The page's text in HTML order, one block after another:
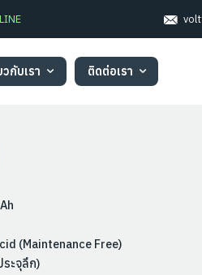
วกับเรา ติดต่อเรา
(Maintenance Free)
ระจุลึก)